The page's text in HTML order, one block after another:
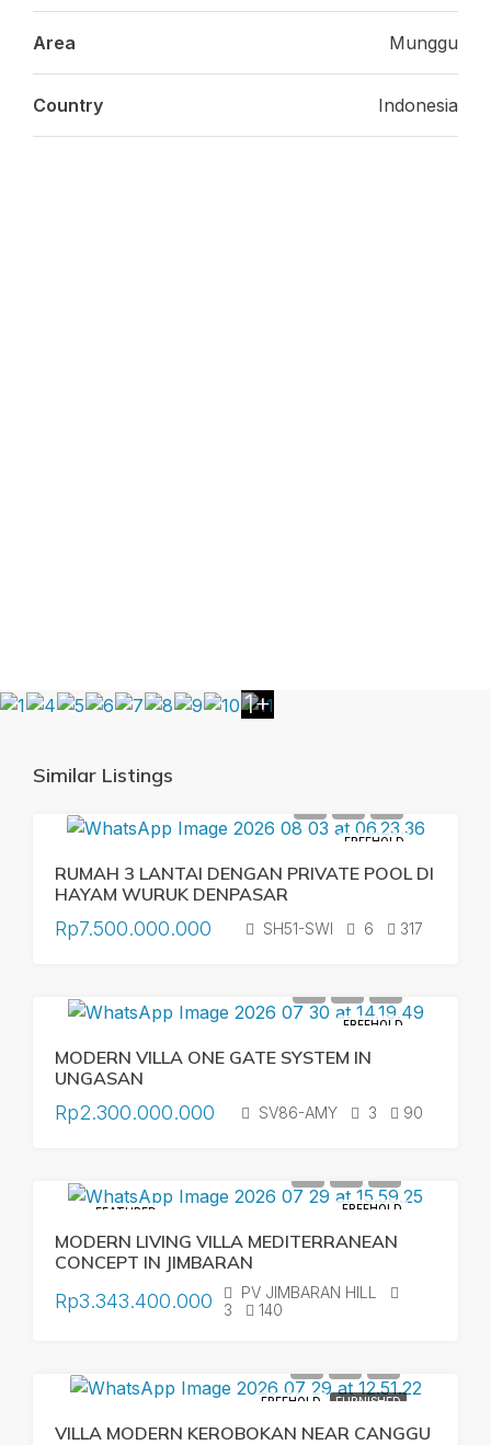
Area Munggu
Country Indonesia
1+
Similar Listings
FREEHOLD
RUMAH 3 LANTAI DENGAN PRIVATE POOL DI
HAYAM WURUK DENPASAR
Rp7.500.000.000 SH51-SWI 6 317
FREEHOLD
MODERN VILLA ONE GATE SYSTEM IN
UNGASAN
Rp2.300.000.000 SV86-AMY 3 90
FEATURED FREEHOLD
MODERN LIVING VILLA MEDITERRANEAN
CONCEPT IN JIMBARAN
Rp3.343.400.000
PV JIMBARAN HILL
3
140
FREEHOLD FURNISHED
VILLA MODERN KEROBOKAN NEAR CANGGU